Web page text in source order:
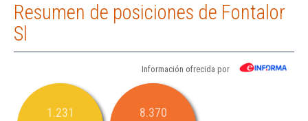
Resumen de posiciones de Fontalor
Sl
Información ofrecida por
1.231 8.370